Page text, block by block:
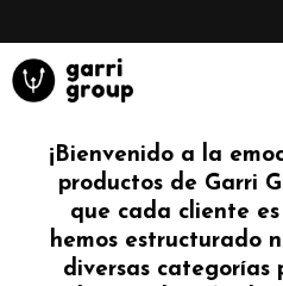
contenido
¡Bienvenido a la
productos de Garri
que cada cliente
hemos estructurado
diversas categorías